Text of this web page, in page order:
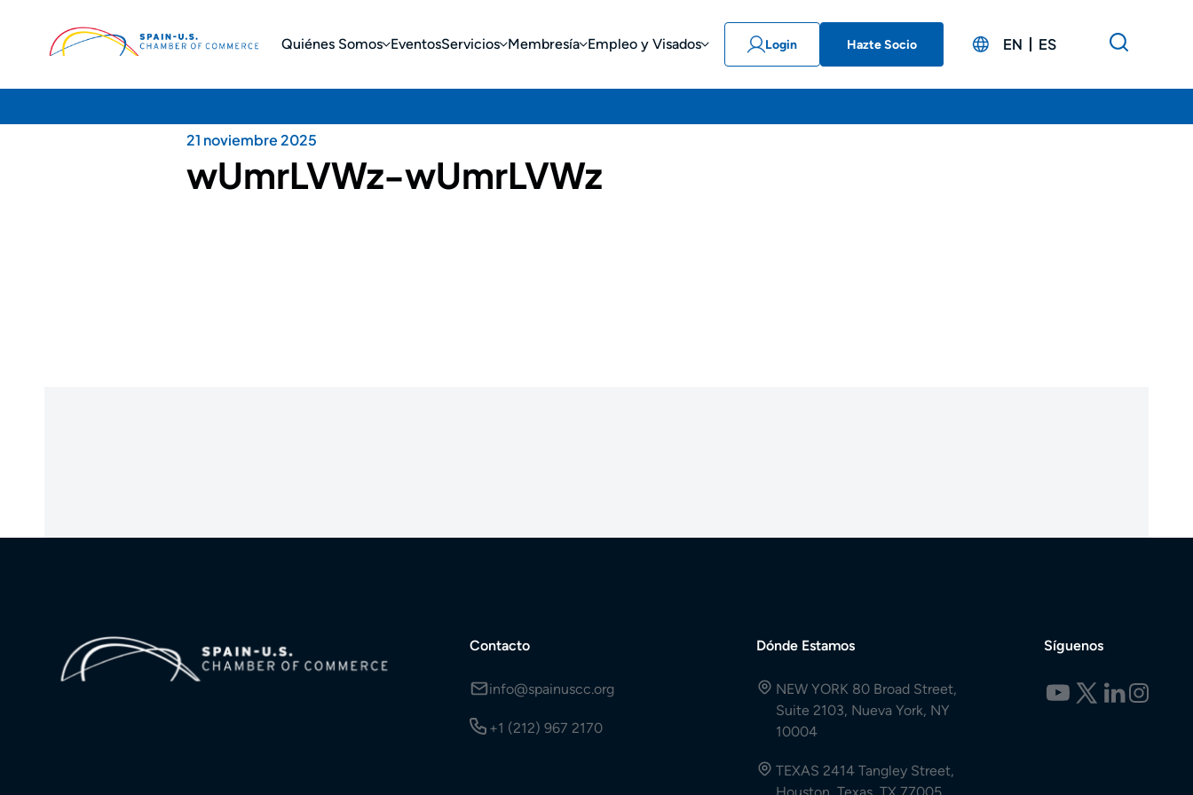
Quiénes Somos EventosServicios Membresía Empleo y Visados Login Hazte Socio EN ES
21 noviembre 2025
wUmrLVWz-wUmrLVWz
Contacto
info@spainuscc.org
+1 (212) 967 2170
Dónde Estamos
NEW YORK 80 Broad Street,
Suite 2103, Nueva York, NY
10004
TEXAS 2414 Tangley Street,
Síguenos